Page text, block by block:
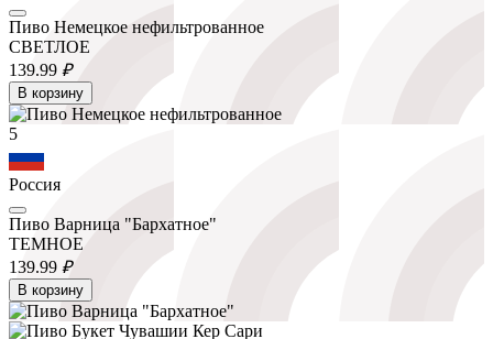
Пиво Немецкое нефильтрованное
СВЕТЛОЕ
139.99 ₽
В корзину
5
Россия
Пиво Варница "Бархатное"
ТЕМНОЕ
139.99 ₽
В корзину